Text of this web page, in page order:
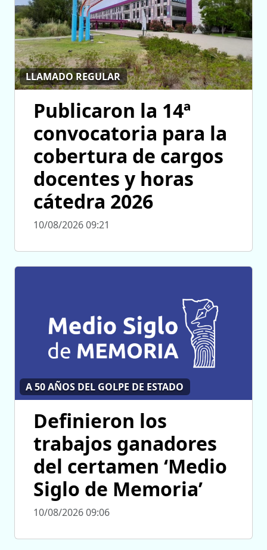
LLAMADO REGULAR
Publicaron la 14ª
convocatoria para la
cobertura de cargos
docentes y horas
cátedra 2026
10/08/2026 09:21
A 50 AÑOS DEL GOLPE DE ESTADO
Definieron los
trabajos ganadores
del certamen ‘Medio
Siglo de Memoria’
10/08/2026 09:06